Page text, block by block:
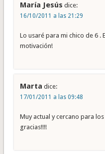
María Jesús dice:
16/10/2011 a las 21:29
Lo usaré para mi chico de 6 .
motivación!
Marta dice:
17/01/2011 a las 09:48
Muy actual y cercano para
gracias!!!!